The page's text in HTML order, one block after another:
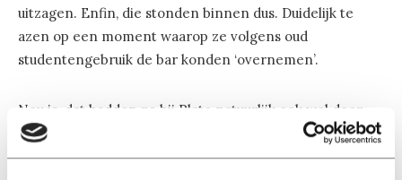
uitzagen. Enfin, die stonden binnen dus. Duidelijk te
azen op een moment waarop ze volgens oud
studentengebruik de bar konden ‘overnemen’.
Nou ja, dat hadden ze bij Plato natuurlijk ook wel door.
Dus die zetten daar een paar van dezelfde types
tegenover. Toevalligerwijs stond ik daar ook in de buurt.